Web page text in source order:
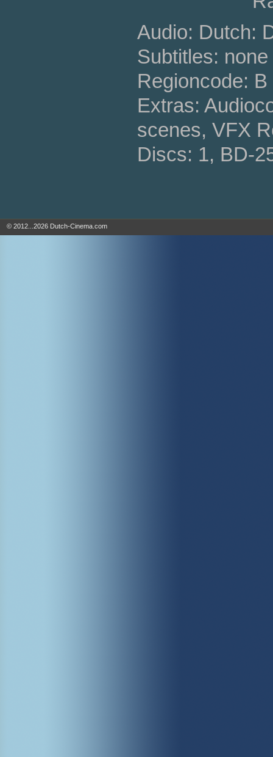
Audio: Dutch:
Subtitles: none
Regioncode:
Extras:
scenes, VFX
Discs: 1, BD-
© 2012...2026 Dutch-Cinema.com